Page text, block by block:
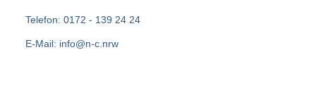
Telefon: 0172 - 139 24 24
E-Mail: info@n-c.nrw